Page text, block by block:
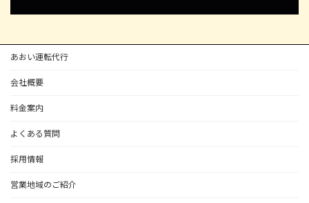
あおい運転代行
会社概要
料金案内
よくある質問
採用情報
営業地域のご紹介